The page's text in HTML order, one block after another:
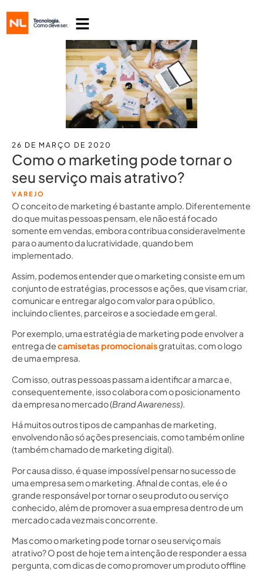
26 DE MARÇO DE 2020
Como o marketing pode tornar o
seu serviço mais atrativo?
VAREJO
O conceito de marketing é bastante amplo. Diferentemente
do que muitas pessoas pensam, ele não está focado
somente em vendas, embora contribua consideravelmente
para o aumento da lucratividade, quando bem
implementado.
Assim, podemos entender que o marketing consiste em um
conjunto de estratégias, processos e ações, que visam criar,
comunicar e entregar algo com valor para o público,
incluindo clientes, parceiros e a sociedade em geral.
Por exemplo, uma estratégia de marketing pode envolver a
entrega decamisetas promocionaisgratuitas, com o logo
de uma empresa.
Com isso, outras pessoas passam a identificar a marca e,
consequentemente, isso colabora com o posicionamento
da empresa no mercado (Brand Awareness).
Há muitos outros tipos de campanhas de marketing,
envolvendo não só ações presenciais, como também online
(também chamado de marketing digital).
Por causa disso, é quase impossível pensar no sucesso de
uma empresa sem o marketing. Afinal de contas, ele é o
grande responsável por tornar o seu produto ou serviço
conhecido, além de promover a sua empresa dentro de um
mercado cada vez mais concorrente.
Mas como o marketing pode tornar o seu serviço mais
atrativo? O post de hoje tem a intenção de responder a essa
pergunta, com dicas de como promover um produto offline